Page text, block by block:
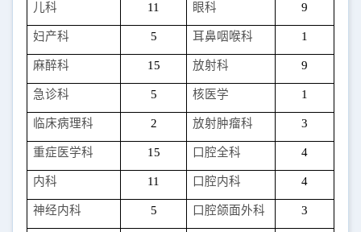
儿科 11 眼科 9
妇产科 5 耳鼻咽喉科 1
麻醉科 15 放射科 9
急诊科 5 核医学 1
临床病理科 2 放射肿瘤科 3
重症医学科 15 口腔全科 4
内科 11 口腔内科 4
神经内科 5 口腔颌面外科 3